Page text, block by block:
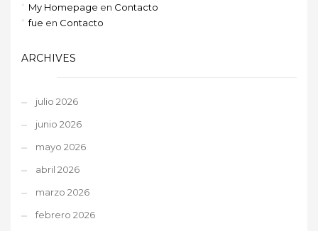
My Homepage en Contacto
fue en Contacto
ARCHIVES
julio 2026
junio 2026
mayo 2026
abril 2026
marzo 2026
febrero 2026